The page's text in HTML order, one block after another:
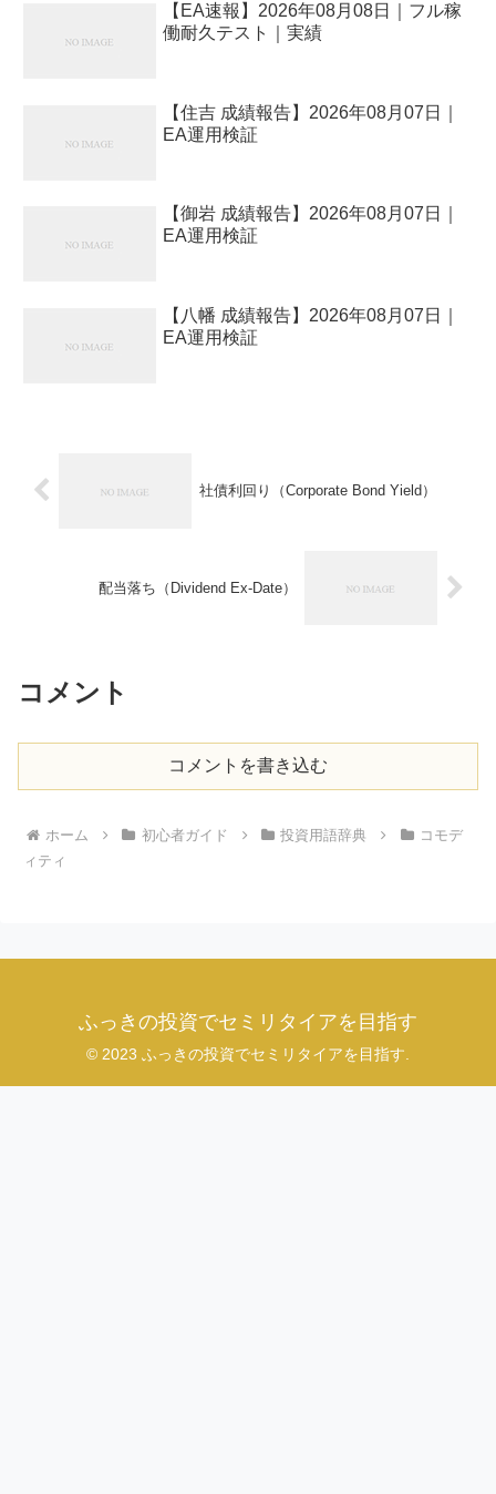
【EA速報】2026年08月08日｜フル稼
働耐久テスト｜実績
【住吉 成績報告】2026年08月07日｜
EA運用検証
【御岩 成績報告】2026年08月07日｜
EA運用検証
【八幡 成績報告】2026年08月07日｜
EA運用検証
社債利回り（Corporate Bond Yield）
配当落ち（Dividend Ex-Date）
コメント
コメントを書き込む
ホーム 初心者ガイド 投資用語辞典
コモデ
ィティ
ふっきの投資でセミリタイアを目指す
© 2023 ふっきの投資でセミリタイアを目指す.